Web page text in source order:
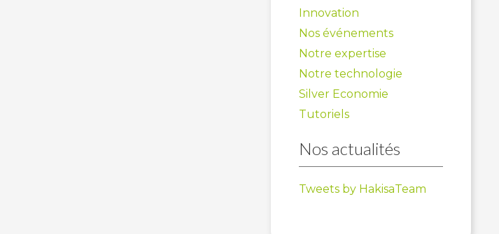
Innovation
Nos événements
Notre expertise
Notre technologie
Silver Economie
Tutoriels
Nos actualités
Tweets by HakisaTeam